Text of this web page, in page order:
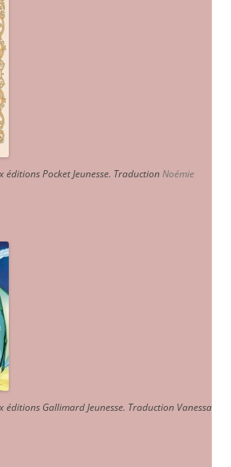
Pocket Jeunesse. TraductionNoémie
Gallimard Jeunesse. Traduction Vanessa